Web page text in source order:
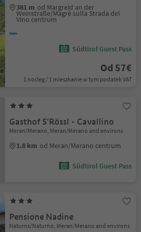
381 m od Margreid an der
Weinstraße/Magrè sulla Strada del
Vino centrum
Südtirol Guest Pass
Od 57€
1 nocleg / 1 mieszkanie w tym podatek VAT
Gasthof S'Rössl - Cavallino
Meran/Merano, Meran/Merano and environs
1.8 km od Meran/Merano centrum
Südtirol Guest Pass
Pensione Nadine
Naturns/Naturno, Meran/Merano and environs